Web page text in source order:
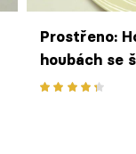
Prostřeno:
houbách se
bramborami